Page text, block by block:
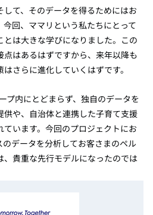
て、そのデータを得るためにはお
回、ママリという私たちにとって
は大きな学びになりました。この
はあるはずですから、来年以降も
さらに進化していくはずです。
プ内にとどまらず、独自のデータを
や、自治体と連携した子育て支援
います。今回のプロジェクトにお
データを分析してお客さまのペル
、貴重な先行モデルになったのでは